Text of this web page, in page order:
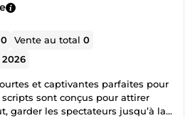
0 Vente au total0
2026
et captivantes parfaites pour
scripts sont conçus pour attirer
garder les spectateurs jusqu’à la